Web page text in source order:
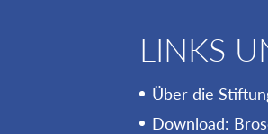
LINKS
Über die
Download: